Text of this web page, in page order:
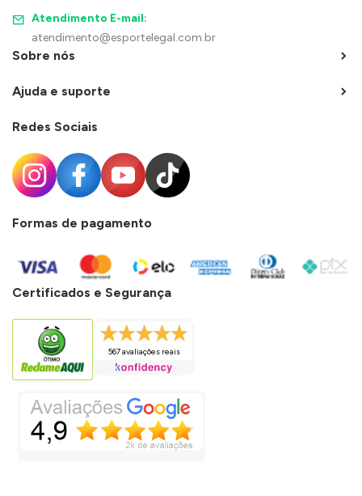
Atendimento E-mail:
atendimento@esportelegal.com.br
Sobre nós
Ajuda e suporte
Redes Sociais
Formas de pagamento
Certificados e Segurança
567 avaliações reais